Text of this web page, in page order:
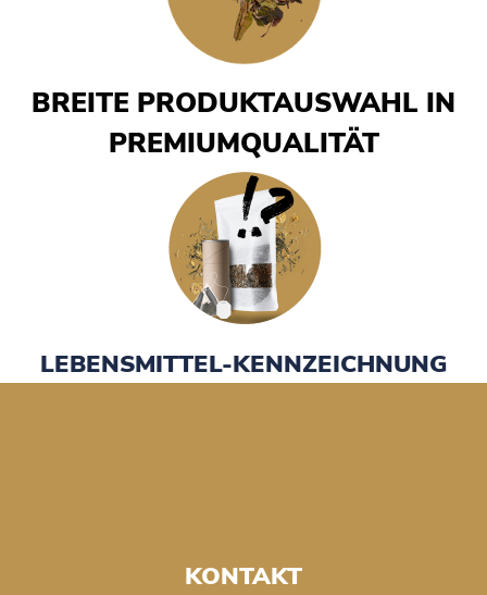
BREITE PRODUKTAUSWAHL IN
PREMIUMQUALITÄT
LEBENSMITTEL-KENNZEICHNUNG
KONTAKT